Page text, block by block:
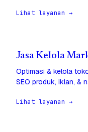
Lihat layanan →
Jasa Kelola
Optimasi & kelola
SEO produk, iklan, &
Lihat layanan →